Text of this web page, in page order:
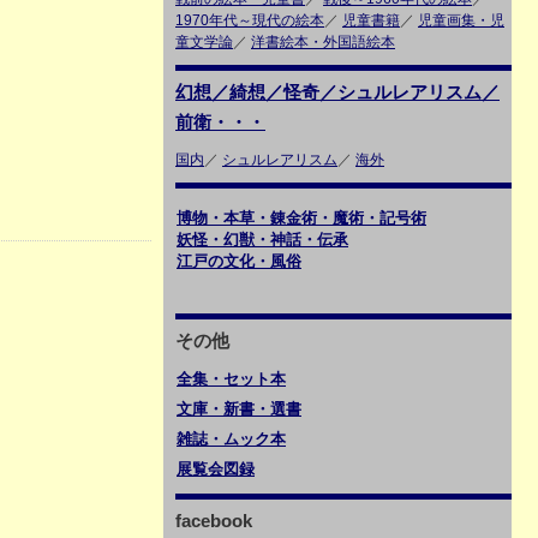
1970年代～現代の絵本／ 児童書籍／ 児童画集・児
童文学論／ 洋書絵本・外国語絵本
幻想／綺想／怪奇／シュルレアリスム／
前衛・・・
国内 ／ シュルレアリスム ／ 海外
博物・本草・錬金術・魔術・記号術
妖怪・幻獣・神話・伝承
江戸の文化・風俗
その他
全集・セット本
文庫・新書・選書
雑誌・ムック本
展覧会図録
facebook